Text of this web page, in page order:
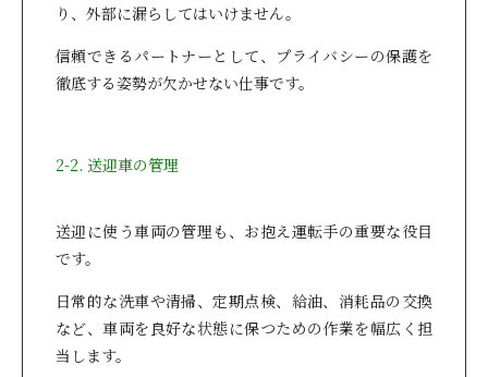
り、外部に漏らしてはいけません。
信頼できるパートナーとして、プライバシーの保護を
徹底する姿勢が欠かせない仕事です。
2-2. 送迎車の管理
送迎に使う車両の管理も、お抱え運転手の重要な役目
です。
日常的な洗車や清掃、定期点検、給油、消耗品の交換
など、車両を良好な状態に保つための作業を幅広く担
当します。